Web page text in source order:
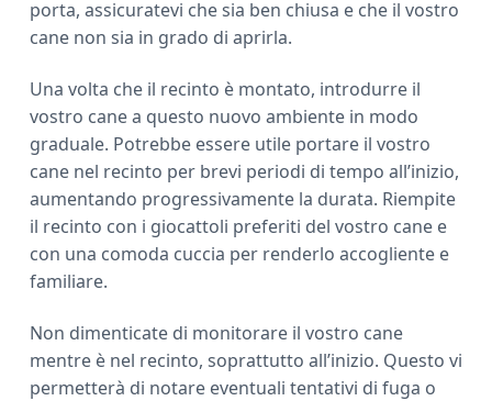
porta, assicuratevi che sia ben chiusa e che il vostro
cane non sia in grado di aprirla.
Una volta che il recinto è montato, introdurre il
vostro cane a questo nuovo ambiente in modo
graduale. Potrebbe essere utile portare il vostro
cane nel recinto per brevi periodi di tempo all’inizio,
aumentando progressivamente la durata. Riempite
il recinto con i giocattoli preferiti del vostro cane e
con una comoda cuccia per renderlo accogliente e
familiare.
Non dimenticate di monitorare il vostro cane
mentre è nel recinto, soprattutto all’inizio. Questo vi
permetterà di notare eventuali tentativi di fuga o